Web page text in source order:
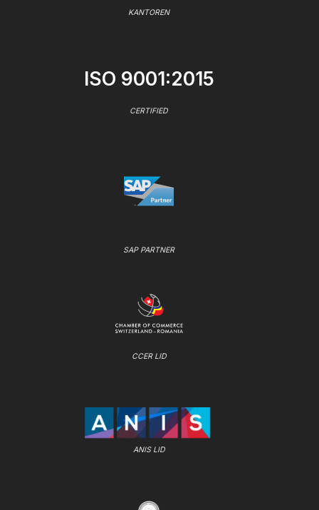
KANTOREN
ISO 9001:2015
CERTIFIED
SAP PARTNER
CCER LID
ANIS LID